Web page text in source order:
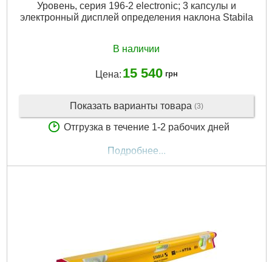
Уровень, серия 196-2 electronic; 3 капсулы и
электронный дисплей определения наклона Stabila
В наличии
Цена: 15 540 грн
Показать варианты товара (3)
Отгрузка в течение 1-2 рабочих дней
Подробнее...